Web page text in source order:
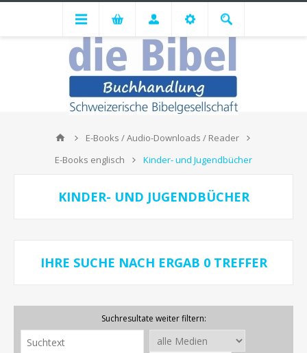
E-Books / Audio-Downloads / Reader
E-Books englisch
Kinder- und Jugendbücher
KINDER- UND JUGENDBÜCHER
IHRE SUCHE NACH ERGAB 0 TREFFER
Suchresultate weiter filtern: